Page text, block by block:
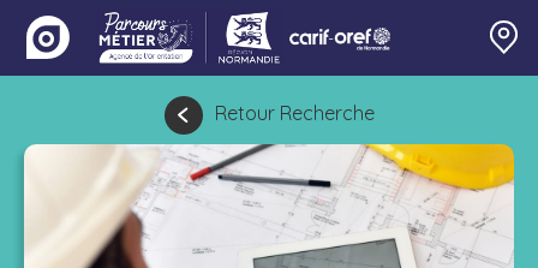
Retour Recherche